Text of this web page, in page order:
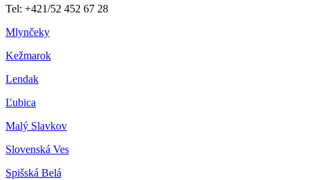
Tel: +421/52 452 67 28
Mlynčeky
Kežmarok
Lendak
Ľubica
Malý Slavkov
Slovenská Ves
Spišská Belá